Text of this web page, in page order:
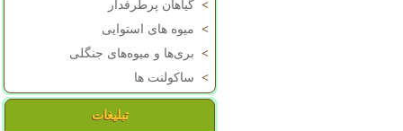
> گیاهان پرطرفدار
> میوه های استوایی
> بری‌ها و میوه‌های جنگلی
> ساکولنت ها
تبلیغات